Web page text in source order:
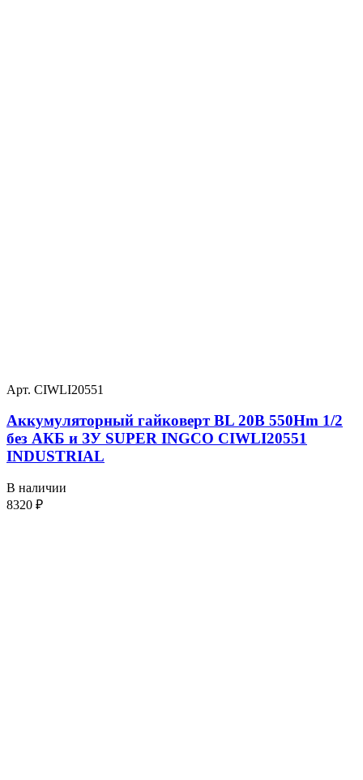
Арт. CIWLI20551
Аккумуляторный гайковерт BL 20В 550Hm 1/2
без АКБ и ЗУ SUPER INGCO CIWLI20551
INDUSTRIAL
В наличии
8320 ₽